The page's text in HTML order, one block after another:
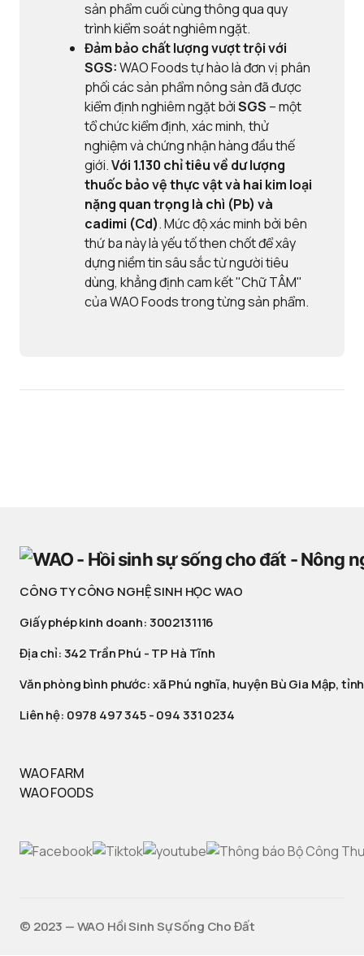
sản phẩm cuối cùng thông qua quy
trình kiểm soát nghiêm ngặt.
Đảm bảo chất lượng vượt trội với
SGS:WAO Foods tự hào là đơn vị phân
phối các sản phẩm nông sản đã được
kiểm định nghiêm ngặt bởiSGS – một
tổ chức kiểm định, xác minh, thử
nghiệm và chứng nhận hàng đầu thế
giới.Với 1.130 chỉ tiêu về dư lượng
thuốc bảo vệ thực vật và hai kim loại
nặng quan trọng là chì (Pb) và
cadimi (Cd). Mức độ xác minh bởi bên
thứ ba này là yếu tố then chốt để xây
dựng niềm tin sâu sắc từ người tiêu
dùng, khẳng định cam kết "Chữ TÂM"
của WAO Foods trong từng sản phẩm.
CÔNG TY CÔNG NGHỆ SINH HỌC WAO
Giấy phép kinh doanh: 3002131116
Địa chỉ: 342 Trần Phú - TP Hà Tĩnh
Văn phòng bình phước: xã Phú nghĩa, huyện Bù Gia Mập,
Liên hệ: 0978 497 345-094 331 0234
WAO FARM
WAO FOODS
©️ 2023 — WAO Hồi Sinh Sự Sống Cho Đất